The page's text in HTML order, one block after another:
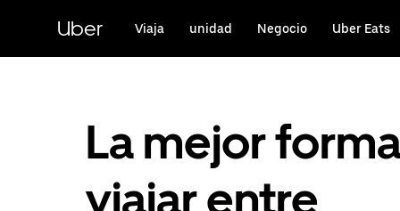
contenido
principal
Uber Viaja unidad Negocio Uber Eats
La mejor
viajar entre